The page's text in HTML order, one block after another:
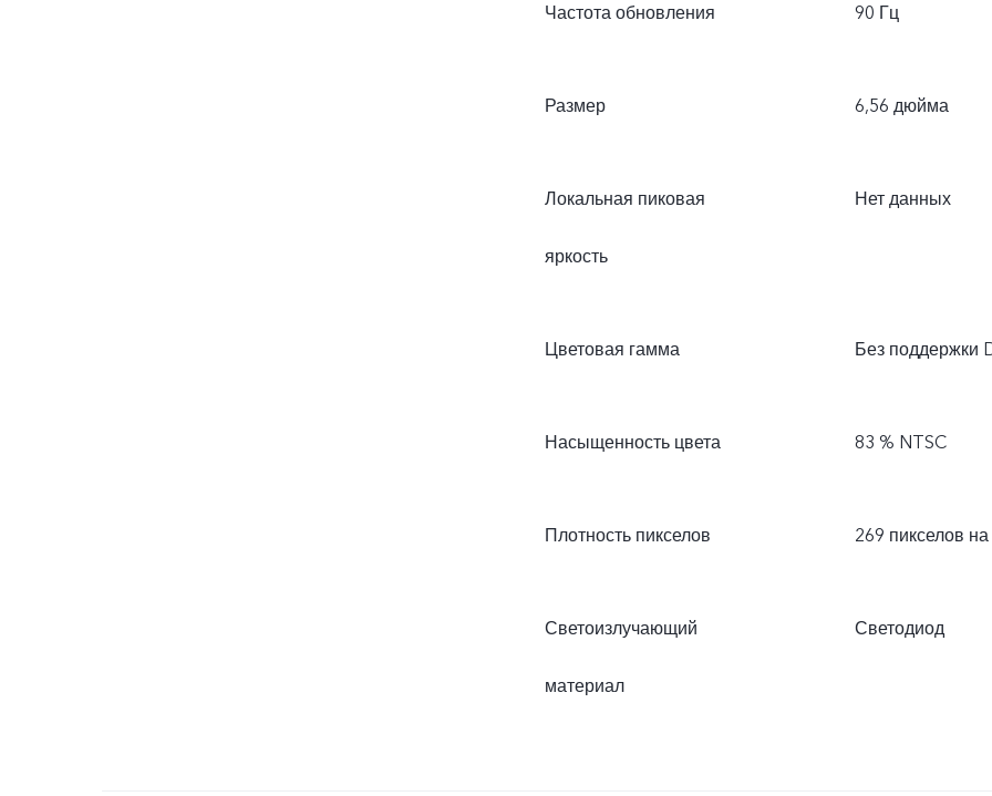
Частота обновления 90 Гц
Размер 6,56 дюйма
Локальная пиковая
яркость
Нет данных
Цветовая гамма Без поддержки
Насыщенность цвета 83 % NTSC
Плотность пикселов 269 пикселов
Светоизлучающий
материал
Светодиод